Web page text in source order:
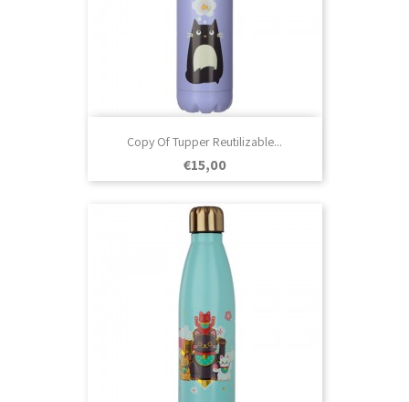
Copy Of Tupper Reutilizable...
Prezo
€15,00